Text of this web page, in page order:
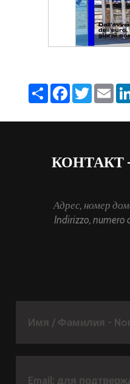
Share Facebook
Twitter
КОНТАКТ -
Адрес, номер
Indirizzo, numero